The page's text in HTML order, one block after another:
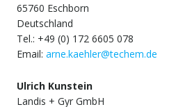
65760 Eschborn
Deutschland
Tel.: +49 (0) 172 6605 078
Email: arne.kaehler@techem.de
Ulrich Kunstein
Landis + Gyr GmbH